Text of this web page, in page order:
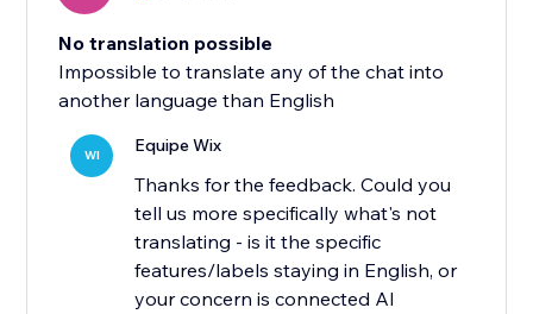
No translation possible
Impossible to translate any of the chat into
another language than English
WI Equipe Wix
Thanks for the feedback. Could you
tell us more specifically what's not
translating - is it the specific
features/labels staying in English, or
your concern is connected AI